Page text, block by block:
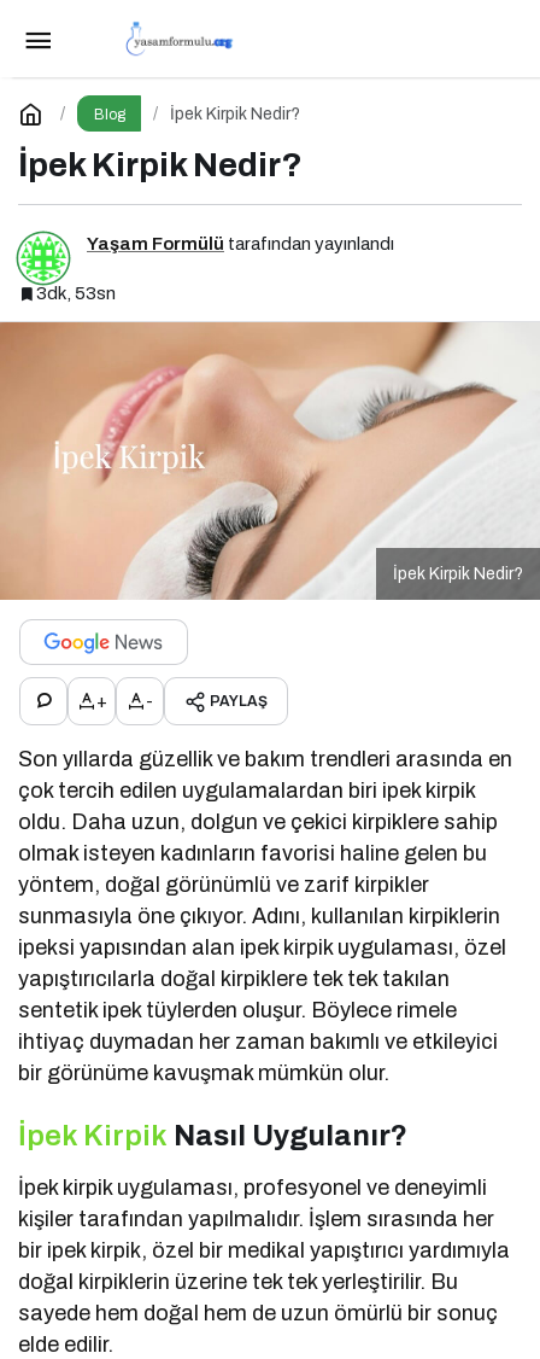
Blog İpek Kirpik Nedir?
İpek Kirpik Nedir?
Yaşam Formülü tarafından yayınlandı
3dk, 53sn
İpek Kirpik Nedir?
+ - PAYLAŞ
Son yıllarda güzellik ve bakım trendleri arasında en
çok tercih edilen uygulamalardan biri ipek kirpik
oldu. Daha uzun, dolgun ve çekici kirpiklere sahip
olmak isteyen kadınların favorisi haline gelen bu
yöntem, doğal görünümlü ve zarif kirpikler
sunmasıyla öne çıkıyor. Adını, kullanılan kirpiklerin
ipeksi yapısından alan ipek kirpik uygulaması, özel
yapıştırıcılarla doğal kirpiklere tek tek takılan
sentetik ipek tüylerden oluşur. Böylece rimele
ihtiyaç duymadan her zaman bakımlı ve etkileyici
bir görünüme kavuşmak mümkün olur.
İpek Kirpik Nasıl Uygulanır?
İpek kirpik uygulaması, profesyonel ve deneyimli
kişiler tarafından yapılmalıdır. İşlem sırasında her
bir ipek kirpik, özel bir medikal yapıştırıcı yardımıyla
doğal kirpiklerin üzerine tek tek yerleştirilir. Bu
sayede hem doğal hem de uzun ömürlü bir sonuç
elde edilir.
Erzincanspor Vakfı Derneği Kuruluyor
Yorum Yap